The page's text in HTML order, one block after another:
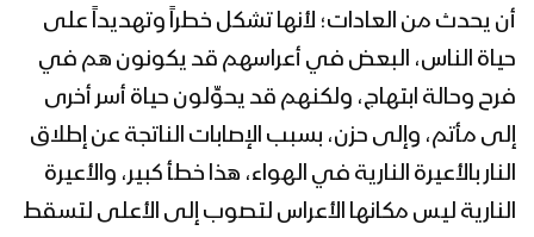
أن يحدث من العادات؛ لأنها تشكل خطراً وتهديداً على
حياة الناس، البعض في أعراسهم قد يكونون هم في
فرح وحالة ابتهاج، ولكنهم قد يحوِّلون حياة أسر أخرى
إلى مأتم، وإلى حزن، بسبب الإصابات الناتجة عن إطلاق
النار بالأعيرة النارية في الهواء، هذا خطأ كبير، والأعيرة
النارية ليس مكانها الأعراس لتصوب إلى الأعلى لتسقط